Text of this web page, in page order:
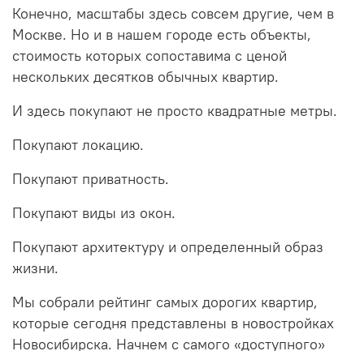
Конечно, масштабы здесь совсем другие, чем в
Москве. Но и в нашем городе есть объекты,
стоимость которых сопоставима с ценой
нескольких десятков обычных квартир.
И здесь покупают не просто квадратные метры.
Покупают локацию.
Покупают приватность.
Покупают виды из окон.
Покупают архитектуру и определенный образ
жизни.
Мы собрали рейтинг самых дорогих квартир,
которые сегодня представлены в новостройках
Новосибирска. Начнем с самого «доступного»